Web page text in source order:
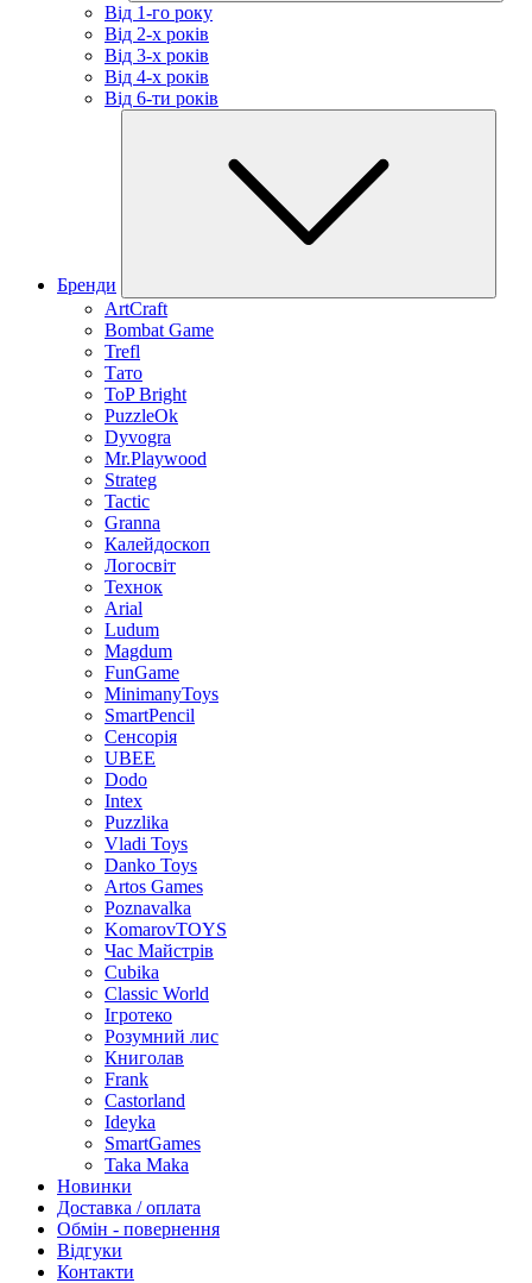
Від 1-го року
Від 2-х років
Від 3-х років
Від 4-х років
Від 6-ти років
Бренди
ArtCraft
Bombat Game
Trefl
Тато
ToP Bright
PuzzleOk
Dyvogra
Mr.Playwood
Strateg
Tactic
Granna
Калейдоскоп
Логосвіт
Технок
Arial
Ludum
Magdum
FunGame
MinimanyToys
SmartPencil
Сенсорія
UBEE
Dodo
Intex
Puzzlika
Vladi Toys
Danko Toys
Artos Games
Poznavalka
KomarovTOYS
Час Майстрів
Cubika
Classic World
Ігротеко
Розумний лис
Книголав
Frank
Castorland
Ideyka
SmartGames
Taka Maka
Новинки
Доставка / оплата
Обмін - повернення
Відгуки
Контакти